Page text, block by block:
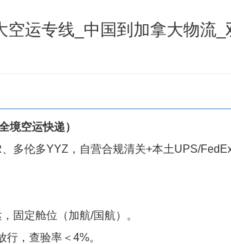
空运专线_中国到加拿大物流
境空运快递）
多伦多YYZ，自营合规清关+本土UPS/
固定舱位（加航/国航）。
，查验率＜4%。